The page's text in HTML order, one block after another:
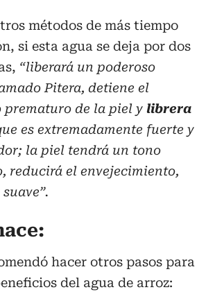
métodos de más tiempo
si esta agua se deja por dos
“liberará un poderoso
Pitera, detiene el
prematuro de la piel y librera
es extremadamente fuerte y
la piel tendrá un tono
reducirá el envejecimiento,
:
hacer otros pasos para
del agua de arroz: